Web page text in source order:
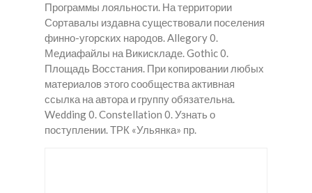
Программы лояльности. На территории
Сортавалы издавна существовали поселения
финно-угорских народов. Allegory 0.
Медиафайлы на Викискладе. Gothic 0.
Площадь Восстания. При копировании любых
материалов этого сообщества активная
ссылка на автора и группу обязательна.
Wedding 0. Constellation 0. Узнать о
поступлении. ТРК «Ульянка» пр.